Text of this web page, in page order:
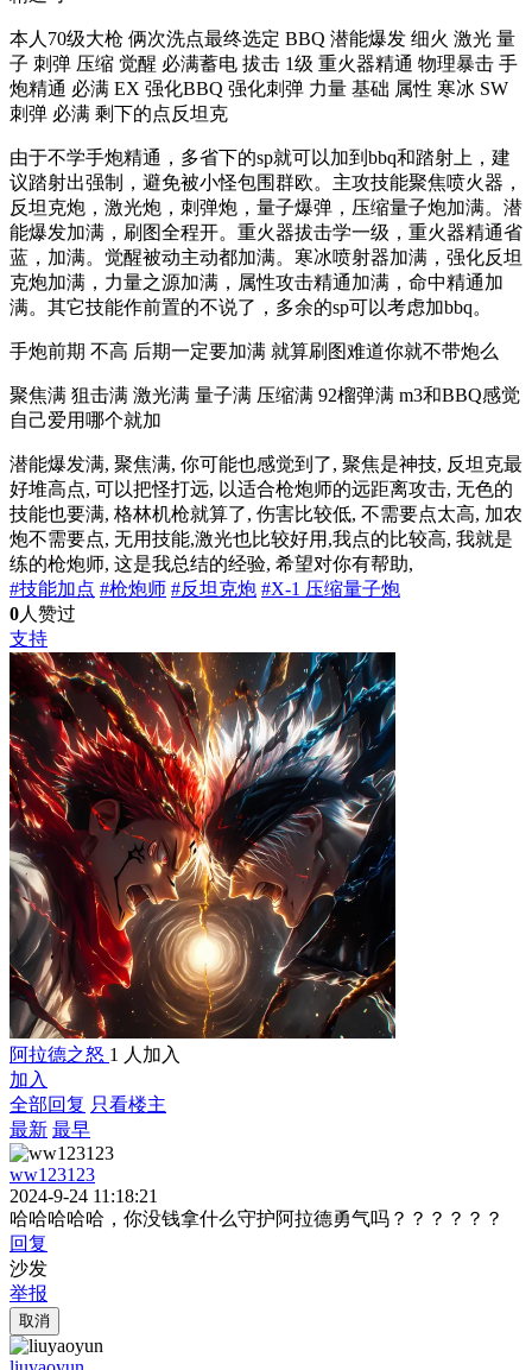
本人70级大枪 俩次洗点最终选定 BBQ 潜能爆发 细火 激光 量
子 刺弹 压缩 觉醒 必满蓄电 拔击 1级 重火器精通 物理暴击 手
炮精通 必满 EX 强化BBQ 强化刺弹 力量 基础 属性 寒冰 SW
刺弹 必满 剩下的点反坦克
由于不学手炮精通，多省下的sp就可以加到bbq和踏射上，建
议踏射出强制，避免被小怪包围群欧。主攻技能聚焦喷火器，
反坦克炮，激光炮，刺弹炮，量子爆弹，压缩量子炮加满。潜
能爆发加满，刷图全程开。重火器拔击学一级，重火器精通省
蓝，加满。觉醒被动主动都加满。寒冰喷射器加满，强化反坦
克炮加满，力量之源加满，属性攻击精通加满，命中精通加
满。其它技能作前置的不说了，多余的sp可以考虑加bbq。
手炮前期 不高 后期一定要加满 就算刷图难道你就不带炮么
聚焦满 狙击满 激光满 量子满 压缩满 92榴弹满 m3和BBQ感觉
自己爱用哪个就加
潜能爆发满, 聚焦满, 你可能也感觉到了, 聚焦是神技, 反坦克最
好堆高点, 可以把怪打远, 以适合枪炮师的远距离攻击, 无色的
技能也要满, 格林机枪就算了, 伤害比较低, 不需要点太高, 加农
炮不需要点, 无用技能,激光也比较好用,我点的比较高, 我就是
练的枪炮师, 这是我总结的经验, 希望对你有帮助,
#技能加点 #枪炮师 #反坦克炮 #X-1 压缩量子炮
0人赞过
支持
阿拉德之怒 1 人加入
加入
全部回复 只看楼主
最新 最早
ww123123
2024-9-24 11:18:21
哈哈哈哈哈，你没钱拿什么守护阿拉德勇气吗？？？？？？
回复
沙发
举报
取消